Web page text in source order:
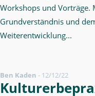
Workshops und Vorträge.
Grundverständnis und
Weiterentwicklung...
Ben Kaden - 12/12/22